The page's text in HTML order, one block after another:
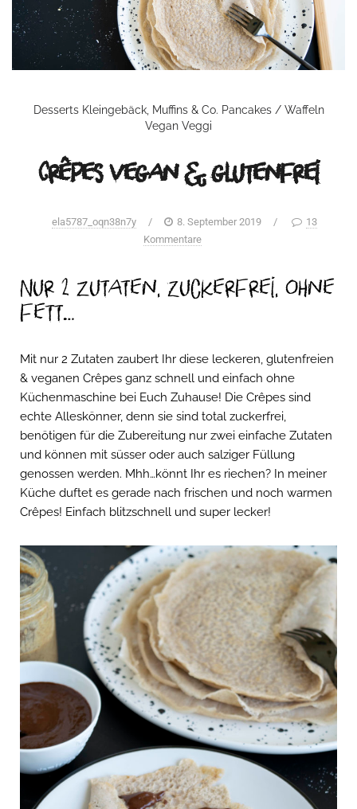
Desserts Kleingebäck, Muffins & Co. Pancakes / Waffeln
Vegan Veggi
Crêpes vegan & glutenfrei
ela5787_oqn38n7y / 8. September 2019 /
13
Kommentare
Nur 2 Zutaten, zuckerfrei, ohne
fett…
Mit nur 2 Zutaten zaubert Ihr diese leckeren, glutenfreien
& veganen Crêpes ganz schnell und einfach ohne
Küchenmaschine bei Euch Zuhause! Die Crêpes sind
echte Alleskönner, denn sie sind total zuckerfrei,
benötigen für die Zubereitung nur zwei einfache Zutaten
und können mit süsser oder auch salziger Füllung
genossen werden. Mhh…könnt Ihr es riechen? In meiner
Küche duftet es gerade nach frischen und noch warmen
Crêpes! Einfach blitzschnell und super lecker!